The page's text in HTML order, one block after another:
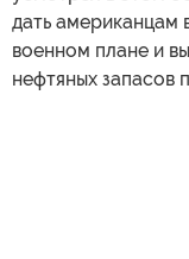
дать американцам
военном плане и
нефтяных запасов